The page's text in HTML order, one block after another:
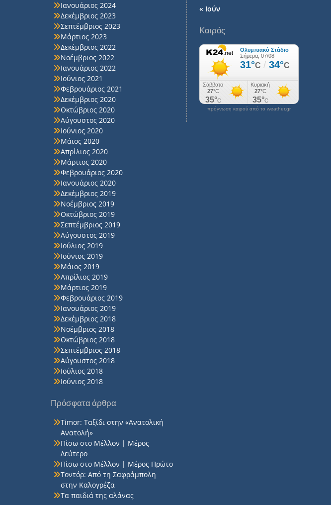
Ιανουάριος 2024
Δεκέμβριος 2023
Σεπτέμβριος 2023
Μάρτιος 2023
Δεκέμβριος 2022
Νοέμβριος 2022
Ιανουάριος 2022
Ιούνιος 2021
Φεβρουάριος 2021
Δεκέμβριος 2020
Οκτώβριος 2020
Αύγουστος 2020
Ιούνιος 2020
Μάιος 2020
Απρίλιος 2020
Μάρτιος 2020
Φεβρουάριος 2020
Ιανουάριος 2020
Δεκέμβριος 2019
Νοέμβριος 2019
Οκτώβριος 2019
Σεπτέμβριος 2019
Αύγουστος 2019
Ιούλιος 2019
Ιούνιος 2019
Μάιος 2019
Απρίλιος 2019
Μάρτιος 2019
Φεβρουάριος 2019
Ιανουάριος 2019
Δεκέμβριος 2018
Νοέμβριος 2018
Οκτώβριος 2018
Σεπτέμβριος 2018
Αύγουστος 2018
Ιούλιος 2018
Ιούνιος 2018
Πρόσφατα άρθρα
Timor: Ταξίδι στην «Ανατολική
Ανατολή»
Πίσω στο Μέλλον | Μέρος
Δεύτερο
Πίσω στο Μέλλον | Μέρος Πρώτο
Τοντόρ: Από τη Σαφράμπολη
στην Καλογρέζα
Τα παιδιά της αλάνας
« Ιούν
Καιρός
πρόγνωση καιρού από το weather.gr